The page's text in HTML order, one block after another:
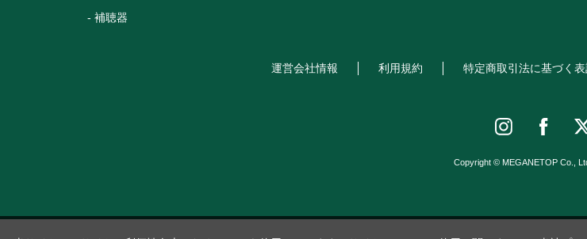
補聴器
運営会社情報 利用規約 特定商取引法に基づく
Copyright © MEGANETOP Co.,